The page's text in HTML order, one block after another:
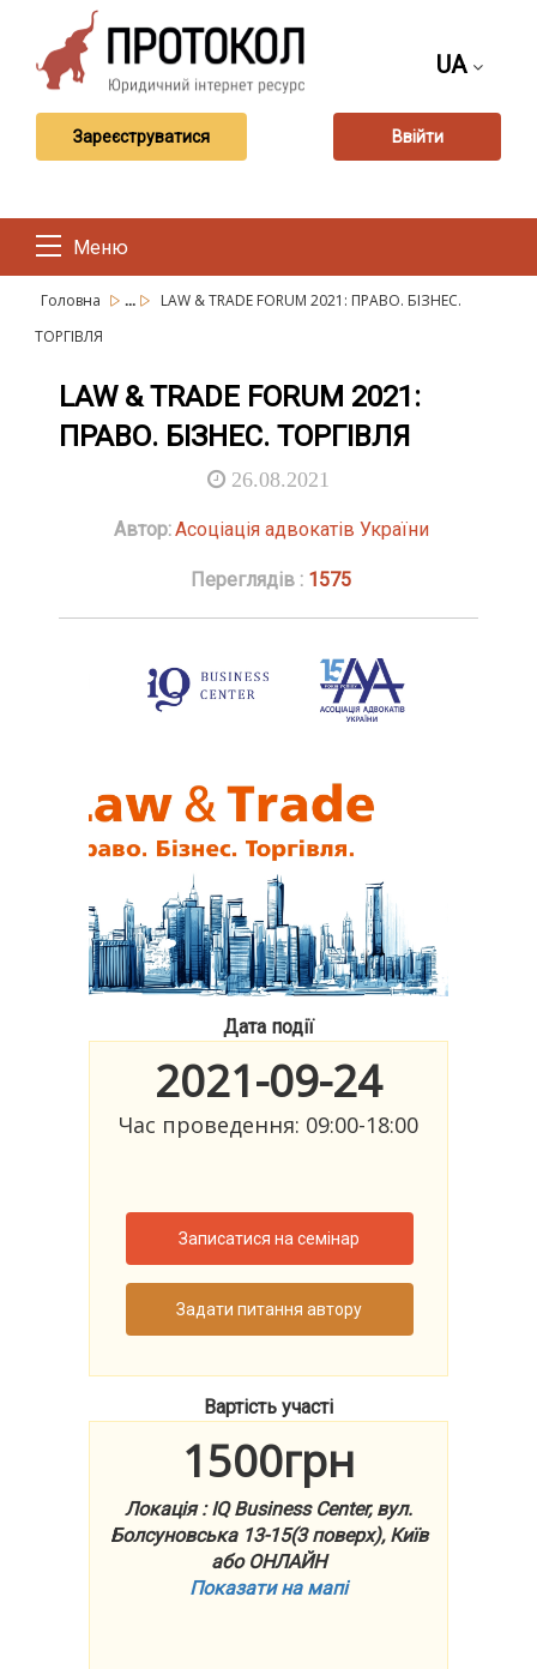
UA
Зареєструватися Ввійти
Меню
Головна ...
LAW & TRADE FORUM 2021: ПРАВО. БІЗНЕС.
ТОРГІВЛЯ
LAW & TRADE FORUM 2021:
ПРАВО. БІЗНЕС. ТОРГІВЛЯ
26.08.2021
Автор:Асоціація адвокатів України
Переглядів : 1575
Дата події
2021-09-24
Час проведення: 09:00-18:00
Записатися на семінар
Задати питання автору
Вартість участі
1500грн
Локація : IQ Business Center, вул.
Болсуновська 13-15(3 поверх), Київ
або ОНЛАЙН
Показати на мапі